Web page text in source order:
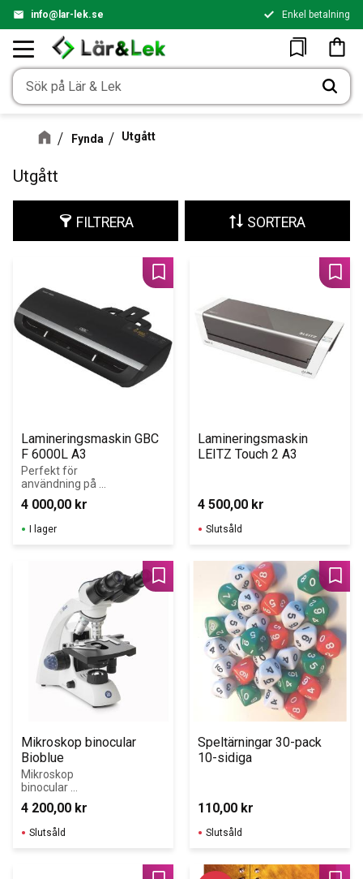
info@lar-lek.se Enkel betalning
Favoriter
Fynda Utgått
Utgått
FILTRERA SORTERA
Lamineringsmaskin GBC
F 6000L A3
Perfekt för
användning på
stora kontor för
stora volymer.
4 000,00 kr
Lägg till i favoriter
I lager
Lamineringsmaskin
LEITZ Touch 2 A3
4 500,00 kr
Slutsåld
Mikroskop binocular
Bioblue
Mikroskop
binocular
Bioblue från
Euromex
4 200,00 kr
Lägg till i favoriter
Slutsåld
Speltärningar 30-pack
10-sidiga
110,00 kr
Slutsåld